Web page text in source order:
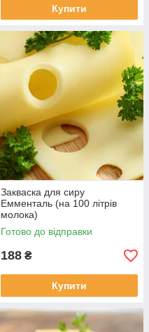
Купити
Закваска для сиру
Емменталь (на 100 літрів
молока)
Готово до відправки
188 ₴
Купити